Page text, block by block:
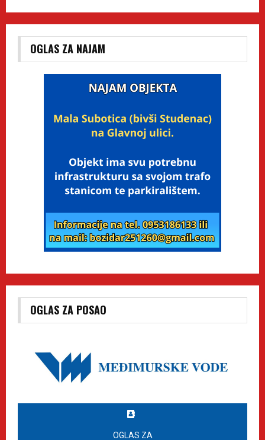
OGLAS ZA NAJAM
OGLAS ZA POSAO
OGLAS ZA